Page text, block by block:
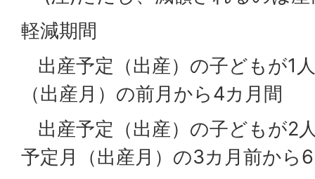
軽減期間
出産予定（出産）の子どもが1
（出産月）の前月から4カ月間
出産予定（出産）の子どもが2
予定月（出産月）の3カ月前から